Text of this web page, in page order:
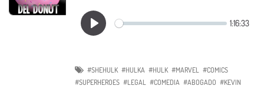
#SHEHULK #HULKA #HULK #MARVEL
#COMICS
#SUPERHEROES #LEGAL #COMEDIA #ABOGADO #KEVIN